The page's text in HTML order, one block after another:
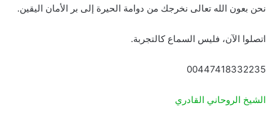
نحن بعون الله تعالى نخرجك من دوامة الحيرة إلى بر الأمان اليقين.
اتصلوا الآن، فليس السماع كالتجربة.
00447418332235
الشيخ الروحاني القادري